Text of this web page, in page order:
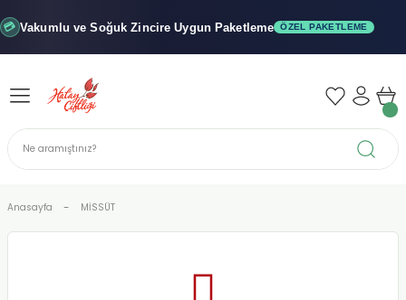
Vakumlu ve SoğukZincire Uygun Paketleme ÖZEL PAKETLEME
Geri Dön
Geri Dön
Geri Dön
Anasayfa MİSSÜT